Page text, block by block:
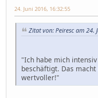
24. Juni 2016, 16:32:55
Zitat von: Peiresc am 24.
"Ich habe mich
beschäftigt. Das
wertvoller!"